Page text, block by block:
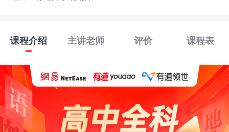
课程介绍 主讲老师 评价 课程表